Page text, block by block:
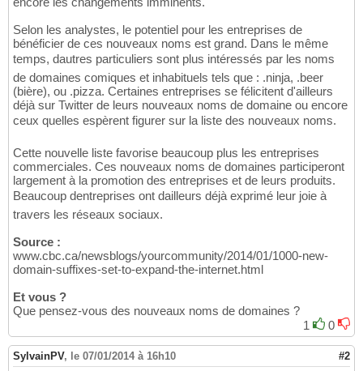
Selon les analystes, le potentiel pour les entreprises de
bénéficier de ces nouveaux noms est grand. Dans le même
temps, dautres particuliers sont plus intéressés par les noms
de domaines comiques et inhabituels tels que : .ninja, .beer
(bière), ou .pizza. Certaines entreprises se félicitent d'ailleurs
déjà sur Twitter de leurs nouveaux noms de domaine ou encore
ceux quelles espèrent figurer sur la liste des nouveaux noms.
Cette nouvelle liste favorise beaucoup plus les entreprises
commerciales. Ces nouveaux noms de domaines participeront
largement à la promotion des entreprises et de leurs produits.
Beaucoup dentreprises ont dailleurs déjà exprimé leur joie à
travers les réseaux sociaux.
Source :
www.cbc.ca/newsblogs/yourcommunity/2014/01/1000-new-
domain-suffixes-set-to-expand-the-internet.html
Et vous ?
Que pensez-vous des nouveaux noms de domaines ?
1
0
SylvainPV, le 07/01/2014 à 16h10 #2